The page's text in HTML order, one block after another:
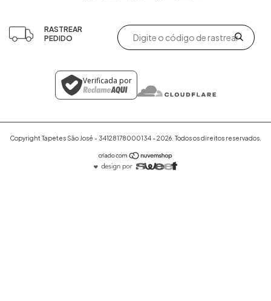
RASTREAR
PEDIDO
Verificada por
Copyright Tapetes São José - 34128178000134 - 2026. Todos os direitos reservados.